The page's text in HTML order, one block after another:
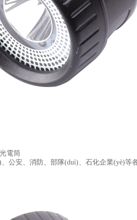
電筒
公安、消防、部隊(duì)、石化企業(yè)等